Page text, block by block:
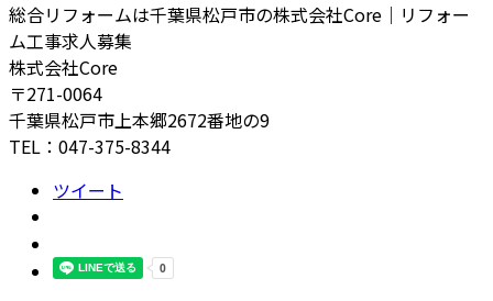
総合リフォームは千葉県松戸市の株式会社Core｜リフォー
ム工事求人募集
株式会社Core
〒271-0064
千葉県松戸市上本郷2672番地の9
TEL：047-375-8344
ツイート